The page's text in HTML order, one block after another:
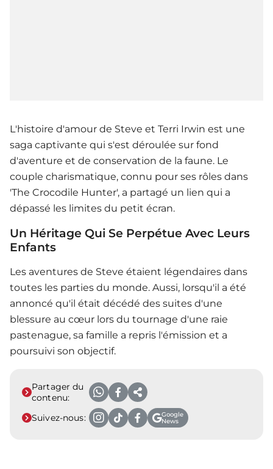
L'histoire d'amour de Steve et Terri Irwin est une
saga captivante qui s'est déroulée sur fond
d'aventure et de conservation de la faune. Le
couple charismatique, connu pour ses rôles dans
'The Crocodile Hunter', a partagé un lien qui a
dépassé les limites du petit écran.
Un Héritage Qui Se Perpétue Avec Leurs
Enfants
Les aventures de Steve étaient légendaires dans
toutes les parties du monde. Aussi, lorsqu'il a été
annoncé qu'il était décédé des suites d'une
blessure au cœur lors du tournage d'une raie
pastenague, sa famille a repris l'émission et a
poursuivi son objectif.
Partager du
contenu:
Suivez-nous:
Google
News